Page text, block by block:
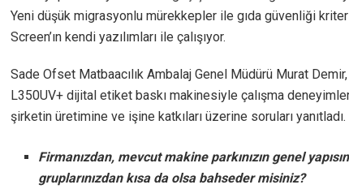
Yeni düşük migrasyonlu mürekkepler ile gıda güvenliği
Screen’ın kendi yazılımları ile çalışıyor.
Sade Ofset Matbaacılık Ambalaj Genel Müdürü Murat
L350UV+ dijital etiket baskı makinesiyle çalışma
şirketin üretimine ve işine katkıları üzerine soruları yanıtladı.
Firmanızdan, mevcut makine parkınızın genel
gruplarınızdan kısa da olsa bahseder misiniz?